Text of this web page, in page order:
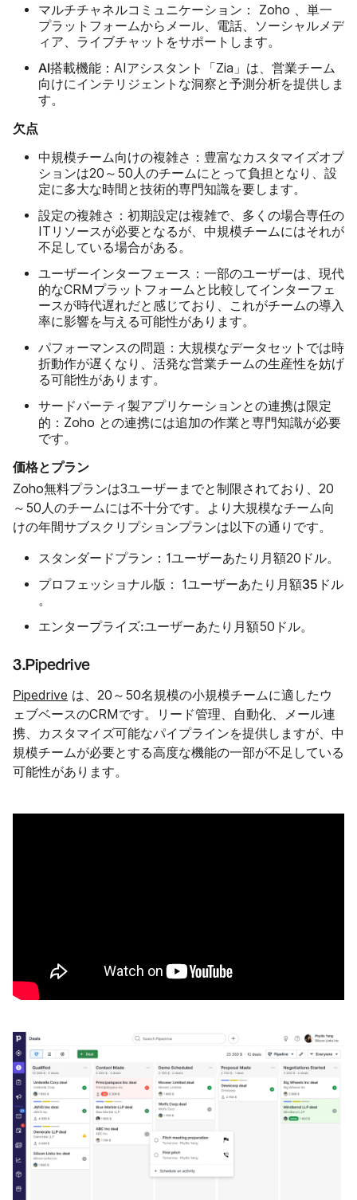
マルチチャネルコミュニケーション：
Zoho 、単一
プラットフォームからメール、電話、ソーシャルメデ
ィア、ライブチャットをサポートします。
AI搭載機能： AIアシスタント「Zia」は、営業チーム
向けにインテリジェントな洞察と予測分析を提供しま
す。
欠点
中規模チーム向けの複雑さ： 豊富なカスタマイズオプ
ションは20～50人のチームにとって負担となり、設
定に多大な時間と技術的専門知識を要します。
設定の複雑さ： 初期設定は複雑で、多くの場合専任の
ITリソースが必要となるが、中規模チームにはそれが
不足している場合がある。
ユーザーインターフェース： 一部のユーザーは、現代
的なCRMプラットフォームと比較してインターフェ
ースが時代遅れだと感じており、これがチームの導入
率に影響を与える可能性があります。
パフォーマンスの問題： 大規模なデータセットでは時
折動作が遅くなり、活発な営業チームの生産性を妨げ
る可能性があります。
サードパーティ製アプリケーションとの連携は限定
的： Zoho との連携には追加の作業と専門知識が必要
です。
価格とプラン
Zoho無料プランは3ユーザーまでと制限されており、20
～50人のチームには不十分です。より大規模なチーム向
けの年間サブスクリプションプランは以下の通りです。
スタンダードプラン： 1ユーザーあたり月額20ドル。
プロフェッショナル版： 1ユーザーあたり月額35ドル
。
エンタープライズ:ユーザーあたり月額50ドル。
3.Pipedrive
Pipedrive は、20～50名規模の小規模チームに適したウ
ェブベースのCRMです。リード管理、自動化、メール連
携、カスタマイズ可能なパイプラインを提供しますが、中
規模チームが必要とする高度な機能の一部が不足している
可能性があります。